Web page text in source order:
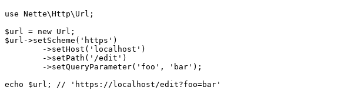
use Nette\Http\Url;
$url = new Url;
$url->setScheme('https')